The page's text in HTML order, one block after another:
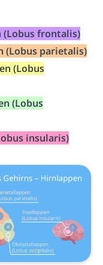
(Lobus frontalis)
(Lobus parietalis)
(Lobus
(Lobus
insularis)